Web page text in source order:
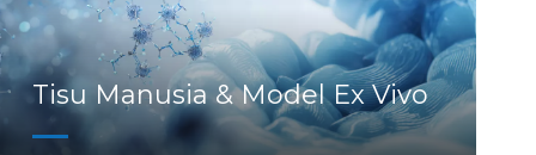
Tisu Manusia & Model Ex Vivo